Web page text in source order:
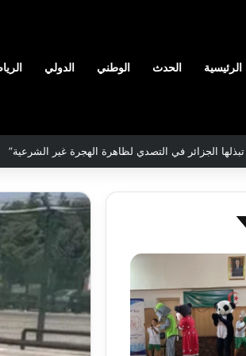
الرئيسية الحدث الوطني الدولي
الجزائر في التصدي لظاهرة الهجرة غير الشرعية”
2026-08-03